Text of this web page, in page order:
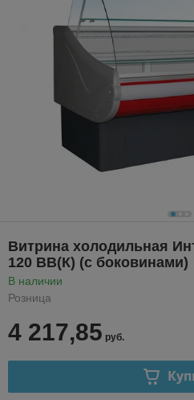
Витрина холодильная
120 ВВ(К) (с боковинами)
В наличии
Розница
4 217,85 руб.